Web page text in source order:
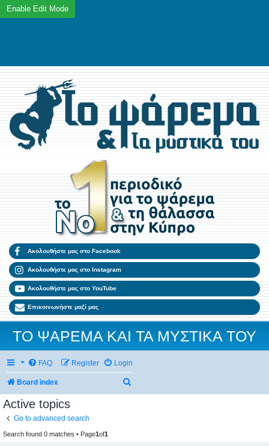
Ακολουθήστε μας στο Facebook
Ακολουθήστε μας στο Instagram
Ακολουθήστε μας στο YouTube
Επικοινωνήστε μαζί μας
ΤΟ ΨΑΡΕΜΑ ΚΑΙ ΤΑ ΜΥΣΤΙΚΑ ΤΟΥ
FAQ Login
Register
Board index
Active topics
Go to advanced search
Search found 0 matches • Page1of1